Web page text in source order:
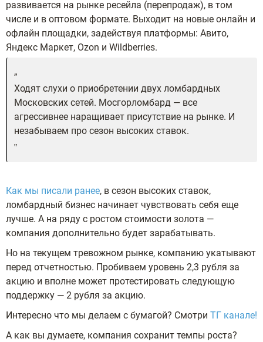
развивается на рынке ресейла (перепродаж), в том
числе и в оптовом формате. Выходит на новые онлайн и
офлайн площадки, задействуя платформы: Авито,
Яндекс Маркет, Ozon и Wildberries.
Ходят слухи о приобретении двух ломбардных
Московских сетей. Мосгорломбард — все
агрессивнее наращивает присутствие на рынке. И
незабываем про сезон высоких ставок.
Как мы писали ранее, в сезон высоких ставок,
ломбардный бизнес начинает чувствовать себя еще
лучше. А на ряду с ростом стоимости золота —
компания дополнительно будет зарабатывать.
Но на текущем тревожном рынке, компанию укатывают
перед отчетностью. Пробиваем уровень 2,3 рубля за
акцию и вполне может протестировать следующую
поддержку — 2 рубля за акцию.
Интересно что мы делаем с бумагой? Смотри ТГ канале!
А как вы думаете, компания сохранит темпы роста?